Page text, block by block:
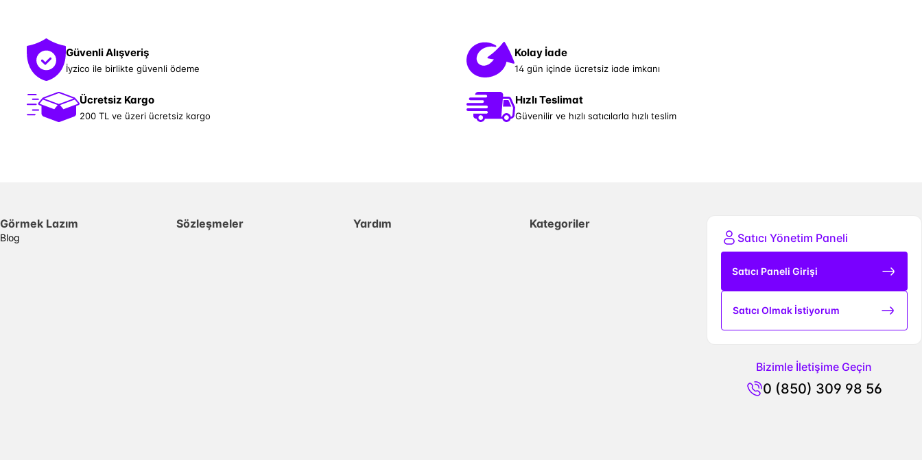
Güvenli Alışveriş
İyzico ile birlikte güvenli ödeme
Kolay İade
14 gün içinde ücretsiz iade imkanı
Ücretsiz Kargo
200 TL ve üzeri ücretsiz kargo
Hızlı Teslimat
Güvenilir ve hızlı satıcılarla hızlı teslim
Görmek Lazım
Blog
Sözleşmeler Yardım
Kategoriler
Satıcı Yönetim Paneli
Satıcı Paneli Girişi
Satıcı Olmak İstiyorum
Bizimle İletişime Geçin
0 (850) 309 98 56